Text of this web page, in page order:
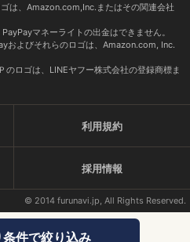
条件で絞り込み
は、Amazon.com,Inc.またはその関連会社
マネーライトの出金はできません。
およびそれらのロゴは、Amazon.com, Inc.
のロゴは、LINEヤフー株式会社の登録商標ま
利用規約
採用情報
© 2014 furunavi.jp, All Rights Reserved.